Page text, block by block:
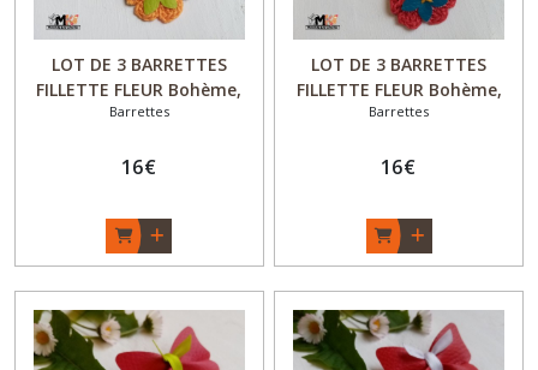
LOT DE 3 BARRETTES
FILLETTE FLEUR Bohème,
PINCES A CHEVEUX ANTI
Lot n°3 - Fait main
Barrettes
16€
LOT DE 3 BARRETTES
FILLETTE FLEUR Bohème,
PINCES A CHEVEUX ANTI
Lot n°4 - Fait main
Barrettes
16€